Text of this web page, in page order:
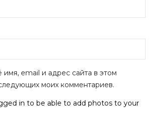
имя, email и адрес сайта в этом
моих комментариев.
in to be able to add photos to your